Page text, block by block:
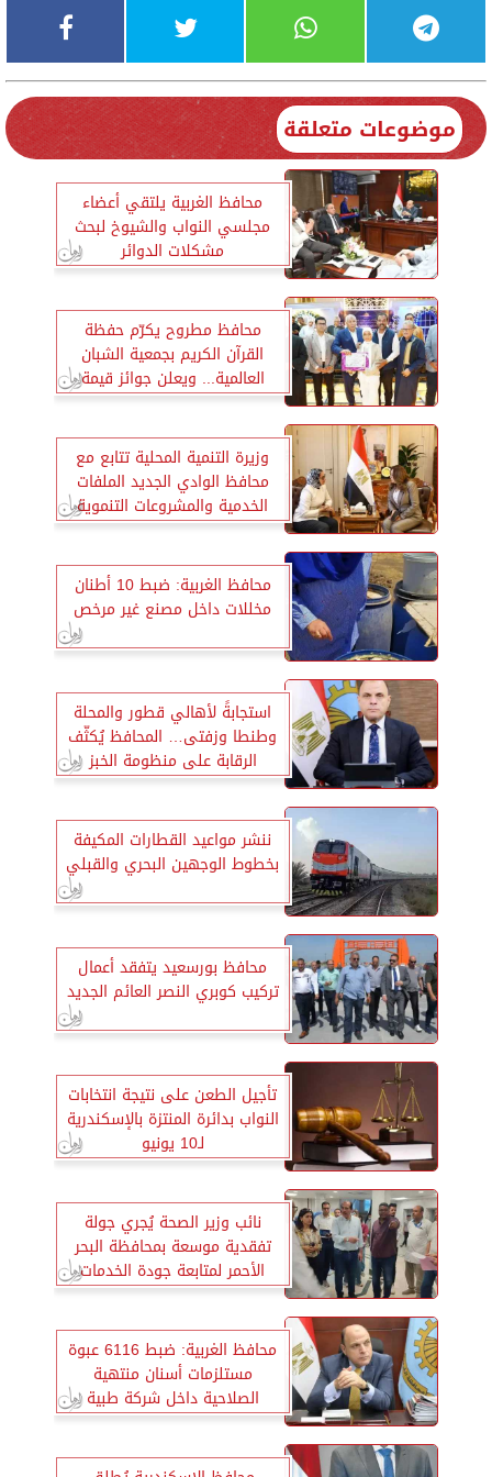
موضوعات متعلقة
محافظ الغربية يلتقي أعضاء
مجلسي النواب والشيوخ لبحث
مشكلات الدوائر
محافظ مطروح يكرّم حفظة
القرآن الكريم بجمعية الشبان
العالمية... ويعلن جوائز قيمة
للاوائل
وزيرة التنمية المحلية تتابع مع
محافظ الوادي الجديد الملفات
الخدمية والمشروعات التنموية
بالمحافظة
محافظ الغربية: ضبط 10 أطنان
مخللات داخل مصنع غير مرخص
استجابةً لأهالي قطور والمحلة
وطنطا وزفتى… المحافظ يُكثّف
الرقابة على منظومة الخبز
المدعم
ننشر مواعيد القطارات المكيفة
بخطوط الوجهين البحري والقبلي
محافظ بورسعيد يتفقد أعمال
تركيب كوبري النصر العائم الجديد
تأجيل الطعن على نتيجة انتخابات
النواب بدائرة المنتزة بالإسكندرية
لـ10 يونيو
نائب وزير الصحة يُجري جولة
تفقدية موسعة بمحافظة البحر
الأحمر لمتابعة جودة الخدمات
الطبية
محافظ الغربية: ضبط 6116 عبوة
مستلزمات أسنان منتهية
الصلاحية داخل شركة طبية
بطنطا